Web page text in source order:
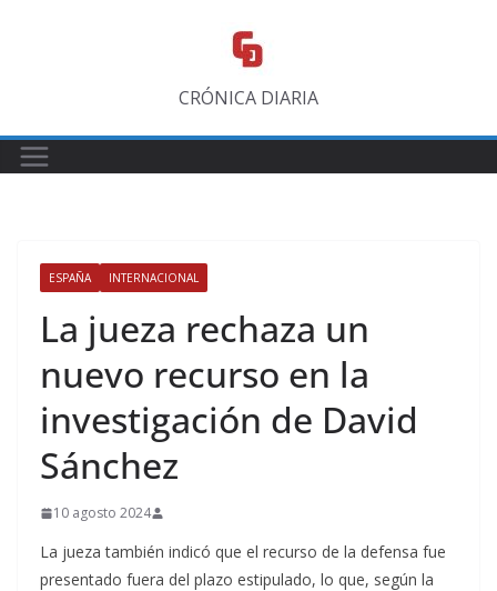
CRÓNICA DIARIA
ESPAÑA INTERNACIONAL
La jueza rechaza un
nuevo recurso en la
investigación de David
Sánchez
10 agosto 2024
La jueza también indicó que el recurso de la defensa fue
presentado fuera del plazo estipulado, lo que, según la